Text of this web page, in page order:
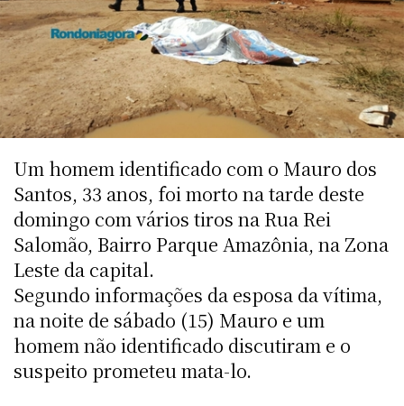
Um homem identificado com o Mauro dos
Santos, 33 anos, foi morto na tarde deste
domingo com vários tiros na Rua Rei
Salomão, Bairro Parque Amazônia, na Zona
Leste da capital.
Segundo informações da esposa da vítima,
na noite de sábado (15) Mauro e um
homem não identificado discutiram e o
suspeito prometeu mata-lo.